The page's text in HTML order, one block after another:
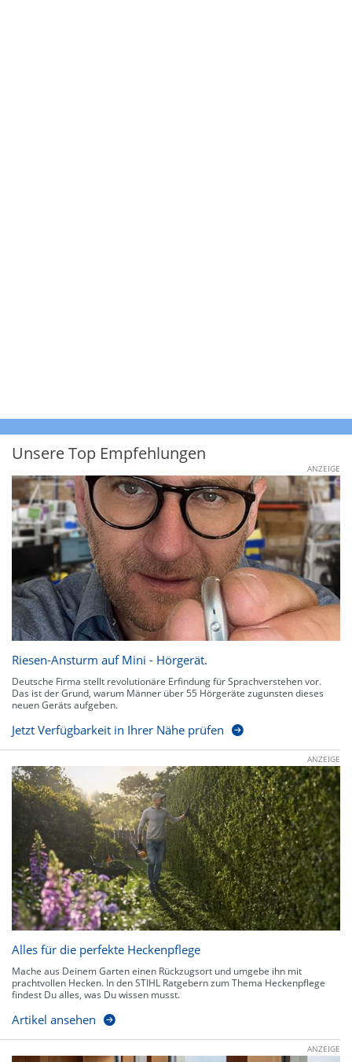
Unsere Top Empfehlungen
ANZEIGE
Riesen-Ansturm auf Mini - Hörgerät.
Deutsche Firma stellt revolutionäre Erfindung für Sprachverstehen vor.
Das ist der Grund, warum Männer über 55 Hörgeräte zugunsten dieses
neuen Geräts aufgeben.
Jetzt Verfügbarkeit in Ihrer Nähe prüfen
ANZEIGE
Alles für die perfekte Heckenpflege
Mache aus Deinem Garten einen Rückzugsort und umgebe ihn mit
prachtvollen Hecken. In den STIHL Ratgebern zum Thema Heckenpflege
findest Du alles, was Du wissen musst.
Artikel ansehen
ANZEIGE